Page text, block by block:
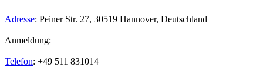
Adresse: Peiner Str. 27, 30519 Hannover, Deutschland
Anmeldung:
Telefon: +49 511 831014